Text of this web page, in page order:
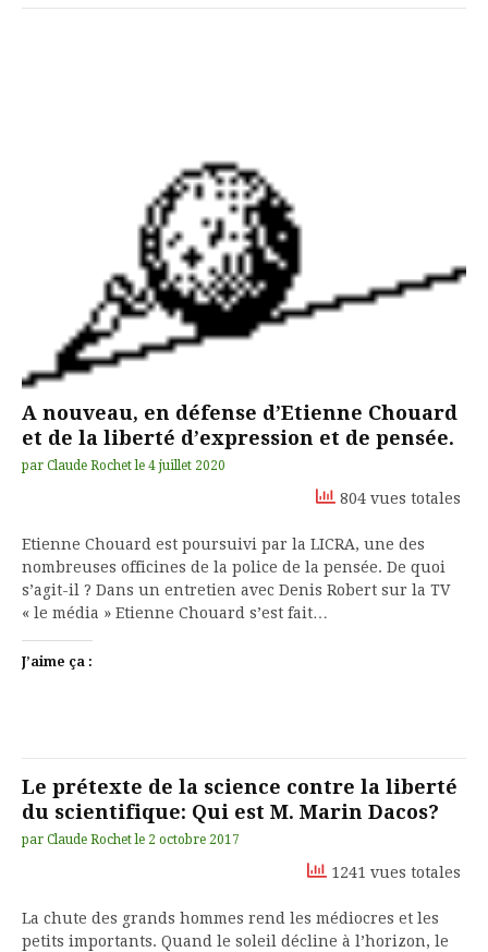
A nouveau, en défense d’Etienne Chouard
et de la liberté d’expression et de pensée.
par Claude Rochet le 4 juillet 2020
804 vues totales
Etienne Chouard est poursuivi par la LICRA, une des
nombreuses officines de la police de la pensée. De quoi
s’agit-il ? Dans un entretien avec Denis Robert sur la TV
« le média » Etienne Chouard s’est fait…
J’aime ça :
Le prétexte de la science contre la liberté
du scientifique: Qui est M. Marin Dacos?
par Claude Rochet le 2 octobre 2017
1241 vues totales
La chute des grands hommes rend les médiocres et les
petits importants. Quand le soleil décline à l’horizon, le